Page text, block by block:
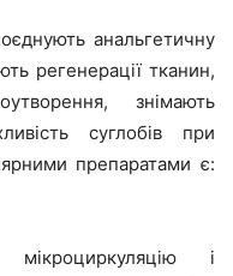
анальгетичну
регенерації тканин,
знімають
суглобів при
препаратами є:
і